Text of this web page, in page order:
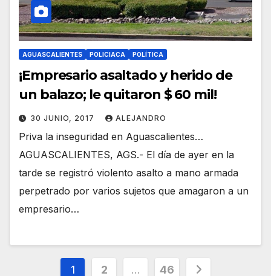
AGUASCALIENTES POLICIACA POLÍTICA
¡Empresario asaltado y herido de
un balazo; le quitaron $ 60 mil!
30 JUNIO, 2017 ALEJANDRO
Priva la inseguridad en Aguascalientes…
AGUASCALIENTES, AGS.- El día de ayer en la
tarde se registró violento asalto a mano armada
perpetrado por varios sujetos que amagaron a un
empresario…
Paginación
1 2 … 46